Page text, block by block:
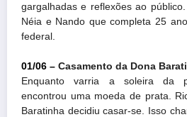
gargalhadas e reflexões ao
Néia e Nando que completa 25
federal.
01/06 – Casamento da Dona
Enquanto varria a soleira da
encontrou uma moeda de prata.
Baratinha decidiu casar-se. Isso